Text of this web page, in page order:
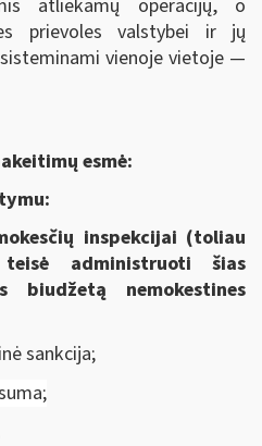
atliekamų operacijų, o
prievoles valstybei ir jų
vienoje vietoje —
esmė:
inspekcijai (toliau
teisė administruoti šias
biudžetą nemokestines
sankcija;